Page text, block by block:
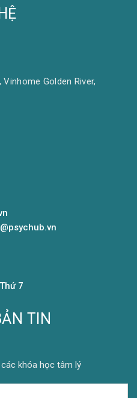
Golden River,
7
TIN
khóa học tâm lý